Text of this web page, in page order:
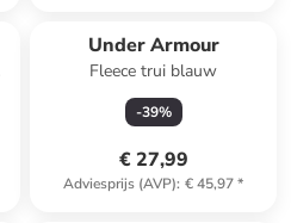
Under Armour
Fleece trui blauw
-39%
€ 27,99
Adviesprijs (AVP): € 45,97*